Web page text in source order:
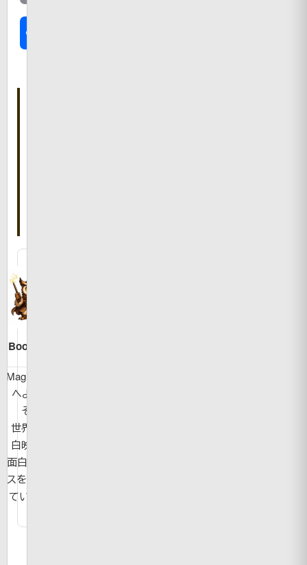
Bookman
MagicBook
へようこ
そ！
世界の面
白映像や
面白ニュー
スを紹介し
ています。